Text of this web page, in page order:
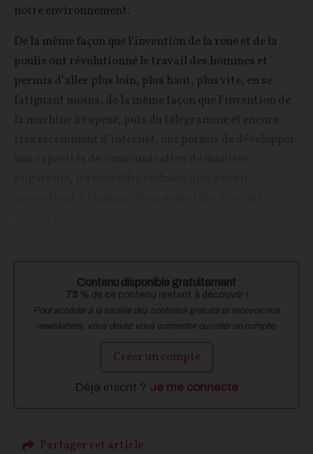
notre environnement.
De la même façon que l’invention de la roue et de la
poulie ont révolutionné le travail des hommes et
permis d’aller plus loin, plus haut, plus vite, en se
fatiguant moins, de la même façon que l’invention de
Contenu disponible gratuitement
73 % de ce contenu restent à découvrir !
Pour accéder à la totalité des contenus gratuits et recevoir nos
newsletters, vous devez vous connecter ou créer un compte.
Créer un compte
Déja inscrit ? Je me connecte
Partager cet article